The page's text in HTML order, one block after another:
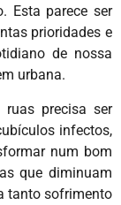
Esta parece ser
prioridades e
de nossa
urbana.
precisa ser
infectos,
num bom
que diminuam
tanto sofrimento